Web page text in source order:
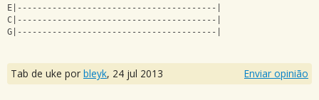
E|----------------------------------------|
C|----------------------------------------|
G|----------------------------------------|
Tab de uke por bleyk, 24 jul 2013 Enviar opinião